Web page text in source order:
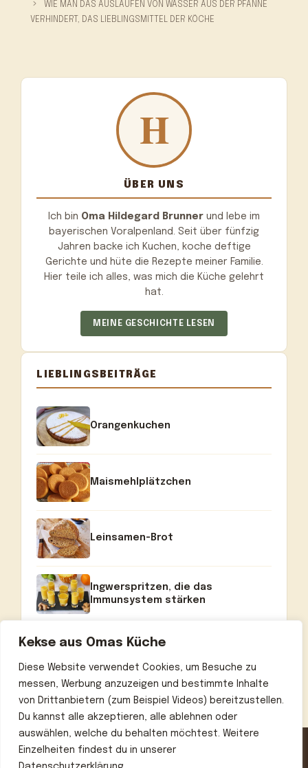
Kekse aus Omas Küche
Diese Website verwendet Cookies, um Besuche zu
messen, Werbung anzuzeigen und bestimmte Inhalte
von Drittanbietern (zum Beispiel Videos) bereitzustellen.
Du kannst alle akzeptieren, alle ablehnen oder
auswählen, welche du behalten möchtest. Weitere
Einzelheiten findest du in unserer
WIE MAN DAS AUSLAUFEN VON WASSER AUS DER PFANNE
VERHINDERT, DAS LIEBLINGSMITTEL DER KÖCHE
ÜBER UNS
Ich bin Oma Hildegard Brunner und lebe im
bayerischen Voralpenland. Seit über fünfzig
Jahren backe ich Kuchen, koche deftige
Gerichte und hüte die Rezepte meiner Familie.
Hier teile ich alles, was mich die Küche gelehrt
hat.
MEINE GESCHICHTE LESEN
LIEBLINGSBEITRÄGE
Orangenkuchen
Maismehlplätzchen
Leinsamen-Brot
Ingwerspritzen, die das
Immunsystem stärken